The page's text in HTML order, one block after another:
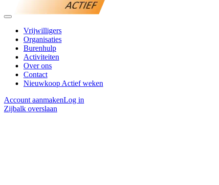
Vrijwilligers
Organisaties
Burenhulp
Activiteiten
Over ons
Contact
Nieuwkoop Actief weken
Account aanmakenLog in
Zijbalk overslaan